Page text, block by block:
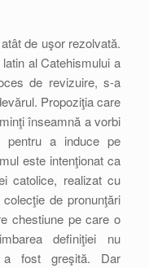
de uşor rezolvată.
al Catehismului a
de revizuire, s-a
Propoziţia care
înseamnă a vorbi
pentru a induce pe
este intenţionat ca
catolice, realizat cu
de pronunţări
chestiune pe care o
definiţiei nu
a fost greşită. Dar